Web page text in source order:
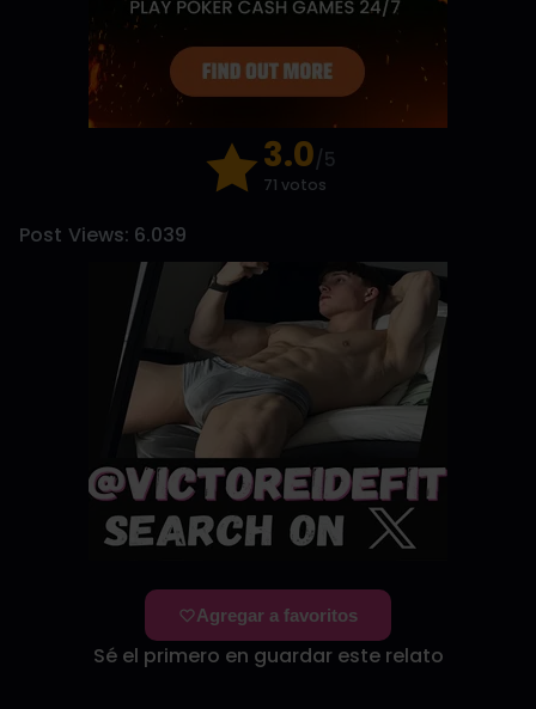
3.0/5
71 votos
Post Views: 6.039
Agregar a favoritos
Sé el primero en guardar este relato